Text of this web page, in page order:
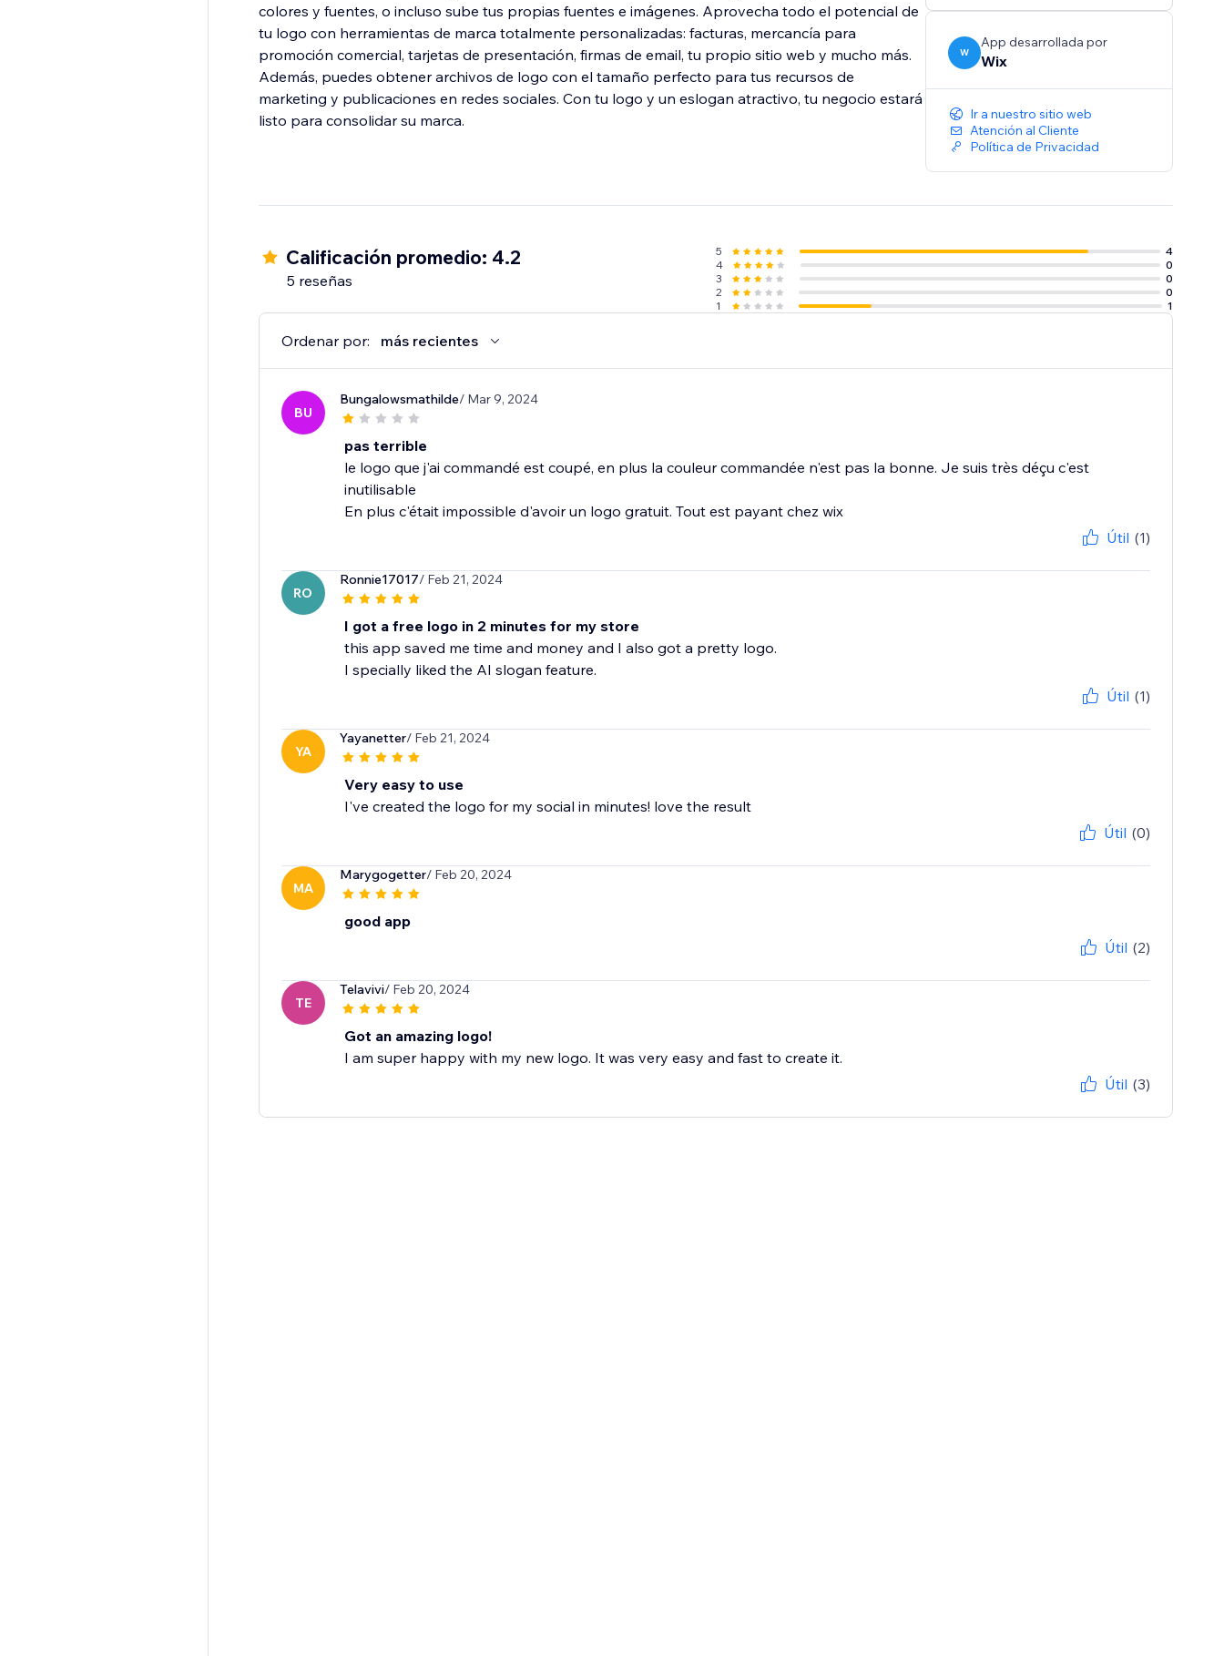
colores y fuentes, o incluso sube tus propias fuentes e imágenes. Aprovecha todo el potencial de
tu logo con herramientas de marca totalmente personalizadas: facturas, mercancía para
promoción comercial, tarjetas de presentación, firmas de email, tu propio sitio web y mucho más.
Además, puedes obtener archivos de logo con el tamaño perfecto para tus recursos de
marketing y publicaciones en redes sociales. Con tu logo y un eslogan atractivo, tu negocio estará
W
App desarrollada por
Wix
Ir a nuestro sitio web
Atención al Cliente
Política de Privacidad
Calificación promedio: 4.2
5 reseñas
5
4
4
0
3
0
2
0
1
1
Ordenar por: más recientes
BU
Bungalowsmathilde/ Mar 9, 2024
pas terrible
le logo que j'ai commandé est coupé, en plus la couleur commandée n'est pas la bonne. Je suis très déçu c'est
inutilisable
En plus c'était impossible d'avoir un logo gratuit. Tout est payant chez wix
Útil (1)
RO
Ronnie17017/ Feb 21, 2024
I got a free logo in 2 minutes for my store
this app saved me time and money and I also got a pretty logo.
I specially liked the AI slogan feature.
Útil (1)
YA
Yayanetter/ Feb 21, 2024
Very easy to use
I've created the logo for my social in minutes! love the result
Útil (0)
MA
Marygogetter/ Feb 20, 2024
good app
Útil (2)
TE
Telavivi/ Feb 20, 2024
Got an amazing logo!
I am super happy with my new logo. It was very easy and fast to create it.
Útil (3)